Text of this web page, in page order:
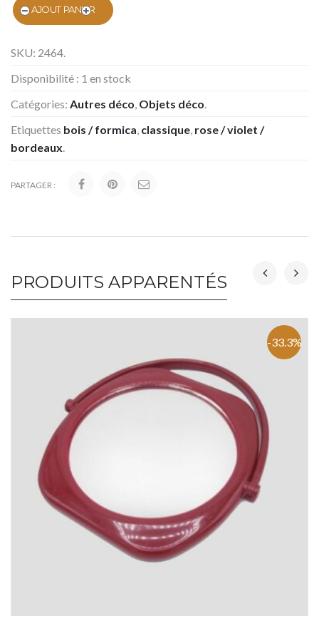
AJOUT PANIER
SKU: 2464
Disponibilité : 1 en stock
Catégories: Autres déco Objets déco
Etiquettes bois / formica classique rose / violet /
bordeaux
PARTAGER :
PRODUITS APPARENTÉS
-33.3%